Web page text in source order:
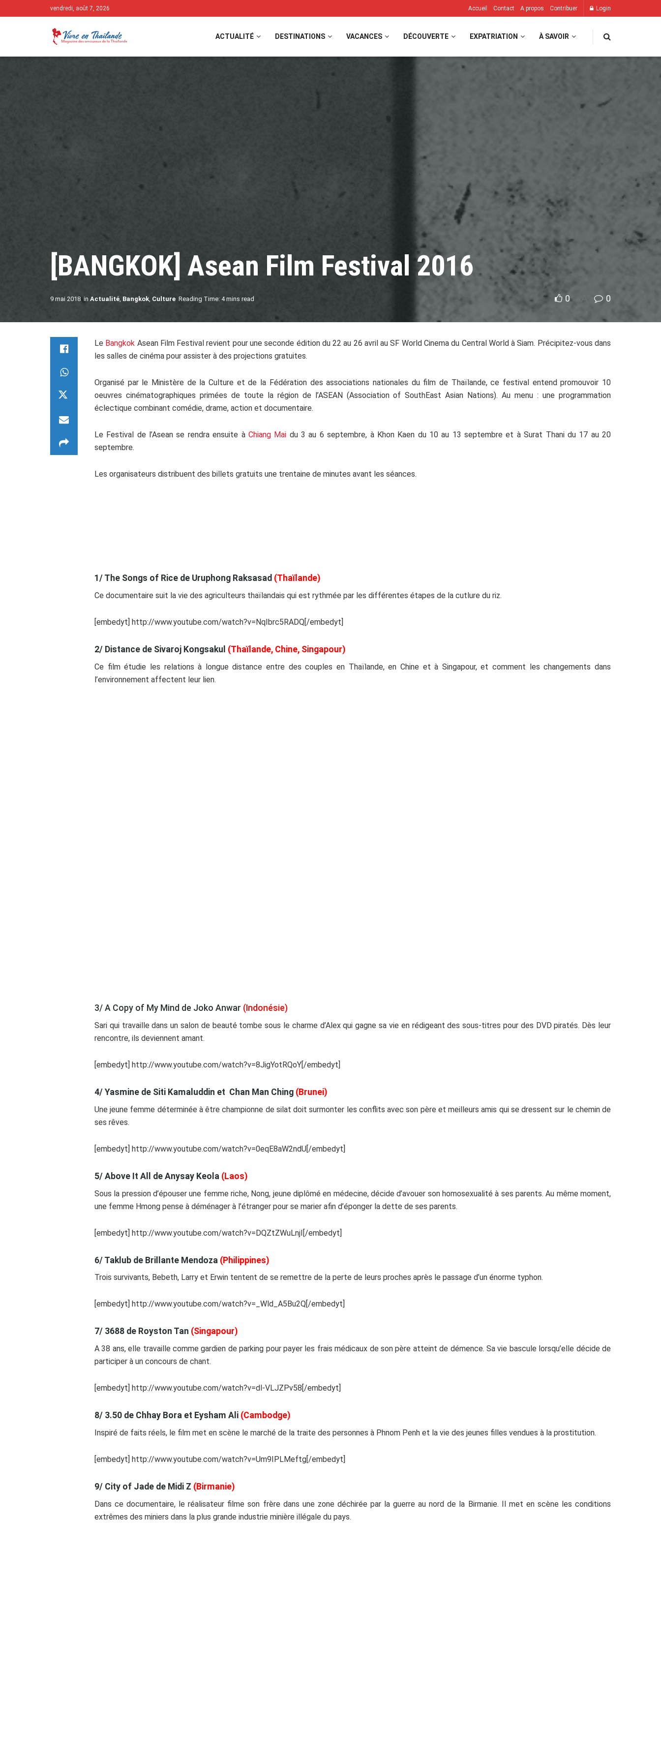
vendredi, août 7, 2026 Accueil Contact A propos Contribuer Login
ACTUALITÉ DESTINATIONS VACANCES DÉCOUVERTE EXPATRIATION À SAVOIR
[BANGKOK] Asean Film Festival 2016
9 mai 2018 in Actualité, Bangkok, Culture Reading Time: 4 mins read 0 A 0
Le Bangkok Asean Film Festival revient pour une seconde édition du 22 au 26 avril au SF World Cinema du Central World à Siam. Précipitez-vous dans
les salles de cinéma pour assister à des projections gratuites.
Organisé par le Ministère de la Culture et de la Fédération des associations nationales du film de Thaïlande, ce festival entend promouvoir 10
oeuvres cinématographiques primées de toute la région de l’ASEAN (Association of SouthEast Asian Nations). Au menu : une programmation
éclectique combinant comédie, drame, action et documentaire.
Le Festival de l’Asean se rendra ensuite à Chiang Mai du 3 au 6 septembre, à Khon Kaen du 10 au 13 septembre et à Surat Thani du 17 au 20
septembre.
Les organisateurs distribuent des billets gratuits une trentaine de minutes avant les séances.
1/ The Songs of Rice de Uruphong Raksasad (Thaïlande)
Ce documentaire suit la vie des agriculteurs thaïlandais qui est rythmée par les différentes étapes de la cutlure du riz.
[embedyt] http://www.youtube.com/watch?v=NqIbrc5RADQ[/embedyt]
2/ Distance de Sivaroj Kongsakul (Thaïlande, Chine, Singapour)
Ce film étudie les relations à longue distance entre des couples en Thaïlande, en Chine et à Singapour, et comment les changements dans
l’environnement affectent leur lien.
3/ A Copy of My Mind de Joko Anwar (Indonésie)
Sari qui travaille dans un salon de beauté tombe sous le charme d’Alex qui gagne sa vie en rédigeant des sous-titres pour des DVD piratés. Dès leur
rencontre, ils deviennent amant.
[embedyt] http://www.youtube.com/watch?v=8JigYotRQoY[/embedyt]
4/ Yasmine de Siti Kamaluddin et Chan Man Ching (Brunei)
Une jeune femme déterminée à être championne de silat doit surmonter les conflits avec son père et meilleurs amis qui se dressent sur le chemin de
ses rêves.
[embedyt] http://www.youtube.com/watch?v=0eqE8aW2ndU[/embedyt]
5/ Above It All de Anysay Keola (Laos)
Sous la pression d’épouser une femme riche, Nong, jeune diplômé en médecine, décide d’avouer son homosexualité à ses parents. Au même moment,
une femme Hmong pense à déménager à l’étranger pour se marier afin d’éponger la dette de ses parents.
[embedyt] http://www.youtube.com/watch?v=DQZtZWuLnjI[/embedyt]
6/ Taklub de Brillante Mendoza (Philippines)
Trois survivants, Bebeth, Larry et Erwin tentent de se remettre de la perte de leurs proches après le passage d’un énorme typhon.
[embedyt] http://www.youtube.com/watch?v=_Wld_A5Bu2Q[/embedyt]
7/ 3688 de Royston Tan (Singapour)
A 38 ans, elle travaille comme gardien de parking pour payer les frais médicaux de son père atteint de démence. Sa vie bascule lorsqu’elle décide de
participer à un concours de chant.
[embedyt] http://www.youtube.com/watch?v=dl-VLJZPv58[/embedyt]
8/ 3.50 de Chhay Bora et Eysham Ali (Cambodge)
Inspiré de faits réels, le film met en scène le marché de la traite des personnes à Phnom Penh et la vie des jeunes filles vendues à la prostitution.
[embedyt] http://www.youtube.com/watch?v=Um9IPLMeftg[/embedyt]
9/ City of Jade de Midi Z (Birmanie)
Dans ce documentaire, le réalisateur filme son frère dans une zone déchirée par la guerre au nord de la Birmanie. Il met en scène les conditions
extrêmes des miniers dans la plus grande industrie minière illégale du pays.